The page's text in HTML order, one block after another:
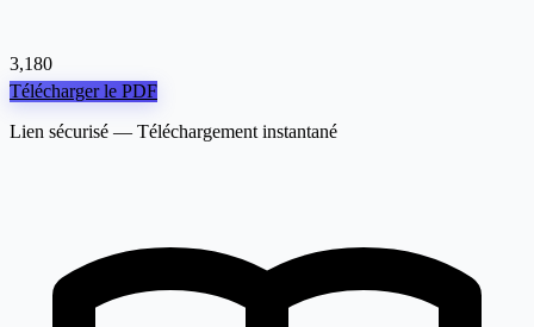
3,180
Télécharger le PDF
Lien sécurisé — Téléchargement instantané